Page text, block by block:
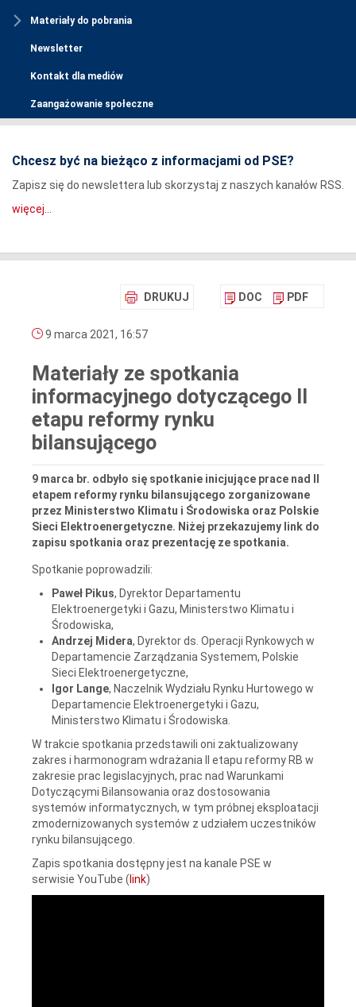
Materiały do pobrania
Newsletter
Kontakt dla mediów
Zaangażowanie społeczne
Chcesz być na bieżąco z informacjami od PSE?
Zapisz się do newslettera lub skorzystaj z naszych kanałów RSS.
więcej...
DRUKUJ DOC PDF
9 marca 2021, 16:57
Materiały ze spotkania
informacyjnego dotyczącego II
etapu reformy rynku
bilansującego
9 marca br. odbyło się spotkanie inicjujące prace nad II
etapem reformy rynku bilansującego zorganizowane
przez Ministerstwo Klimatu i Środowiska oraz Polskie
Sieci Elektroenergetyczne. Niżej przekazujemy link do
zapisu spotkania oraz prezentację ze spotkania.
Spotkanie poprowadzili:
Paweł Pikus, Dyrektor Departamentu
Elektroenergetyki i Gazu, Ministerstwo Klimatu i
Środowiska,
Andrzej Midera, Dyrektor ds. Operacji Rynkowych w
Departamencie Zarządzania Systemem, Polskie
Sieci Elektroenergetyczne,
Igor Lange, Naczelnik Wydziału Rynku Hurtowego w
Departamencie Elektroenergetyki i Gazu,
Ministerstwo Klimatu i Środowiska.
W trakcie spotkania przedstawili oni zaktualizowany
zakres i harmonogram wdrażania II etapu reformy RB w
zakresie prac legislacyjnych, prac nad Warunkami
Dotyczącymi Bilansowania oraz dostosowania
systemów informatycznych, w tym próbnej eksploatacji
zmodernizowanych systemów z udziałem uczestników
rynku bilansującego.
Zapis spotkania dostępny jest na kanale PSE w
serwisie YouTube ( link)